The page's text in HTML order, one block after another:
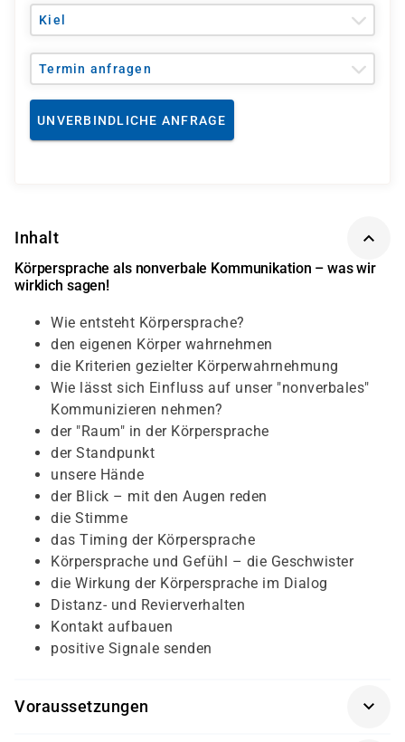
Kiel
Termin anfragen
UNVERBINDLICHE ANFRAGE
Inhalt
Körpersprache als nonverbale Kommunikation – was wir
wirklich sagen!
Wie entsteht Körpersprache?
den eigenen Körper wahrnehmen
die Kriterien gezielter Körperwahrnehmung
Wie lässt sich Einfluss auf unser "nonverbales"
Kommunizieren nehmen?
der "Raum" in der Körpersprache
der Standpunkt
unsere Hände
der Blick – mit den Augen reden
die Stimme
das Timing der Körpersprache
Körpersprache und Gefühl – die Geschwister
die Wirkung der Körpersprache im Dialog
Distanz- und Revierverhalten
Kontakt aufbauen
positive Signale senden
Voraussetzungen